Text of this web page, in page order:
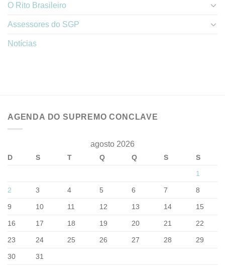
O Rito Brasileiro
Assessores do SGP
Notícias
AGENDA DO SUPREMO CONCLAVE
agosto 2026
D S T Q Q S
S
1
2 3 4 5 6 7 8
9 10 11 12 13 14 15
16 17 18 19 20 21 22
23 24 25 26 27 28 29
30 31